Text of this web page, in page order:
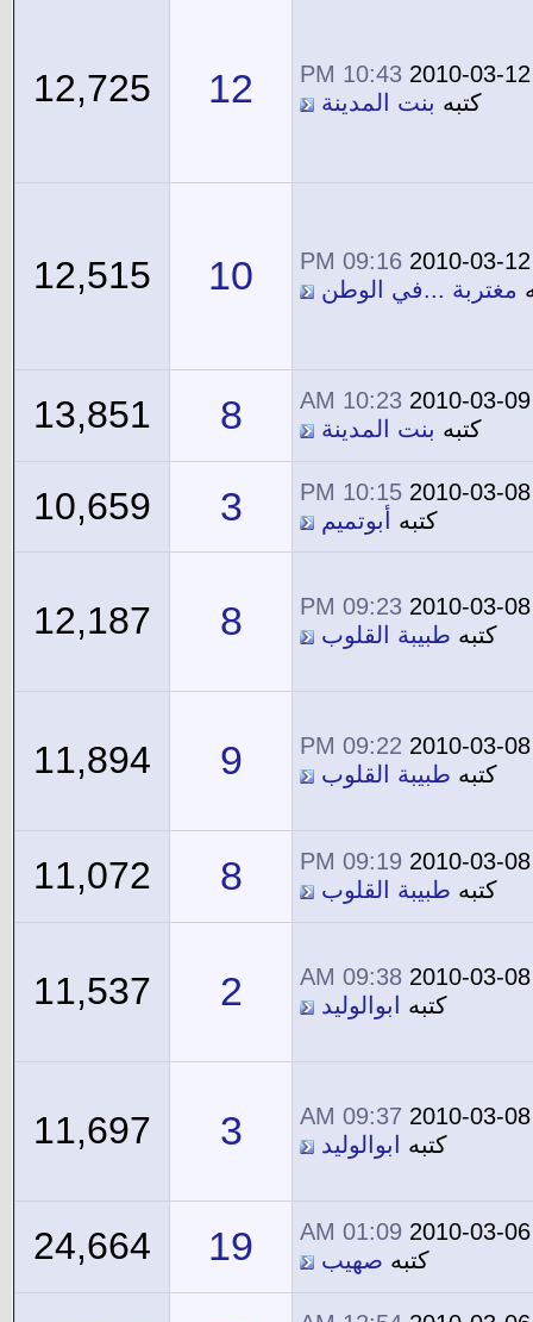
2010-03-12
10:43 PM
كتبه بنت المدينة 12
12,725
2010-03-12
09:16 PM
مغتربة ...في الوطن 10
12,515
2010-03-09
10:23 AM
كتبه بنت المدينة 8
13,851
2010-03-08
10:15 PM
كتبه
أبوتميم 3
10,659
2010-03-08
09:23 PM
كتبه طبيبة القلوب 8
12,187
2010-03-08
09:22 PM
كتبه طبيبة القلوب 9
11,894
2010-03-08
09:19 PM
كتبه طبيبة القلوب 8
11,072
2010-03-08
09:38 AM
كتبه
ابوالوليد 2
11,537
2010-03-08
09:37 AM
كتبه
ابوالوليد 3
11,697
2010-03-06
01:09 AM
كتبه صهيب 19
24,664